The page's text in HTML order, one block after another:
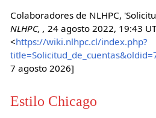
Colaboradores de NLHPC,
NLHPC, , 24 agosto 2022, 19:43
<https://wiki.nlhpc.cl/index.php?
7 agosto 2026]
Estilo Chicago